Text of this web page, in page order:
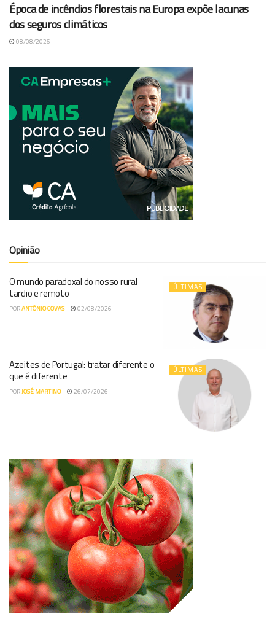
Época de incêndios florestais na Europa expõe lacunas
dos seguros climáticos
08/08/2026
Opinião
ÚLTIMAS
O mundo paradoxal do nosso rural
tardio e remoto
PORANTÓNIO COVAS 02/08/2026
ÚLTIMAS
Azeites de Portugal: tratar diferente o
que é diferente
PORJOSÉ MARTINO 26/07/2026